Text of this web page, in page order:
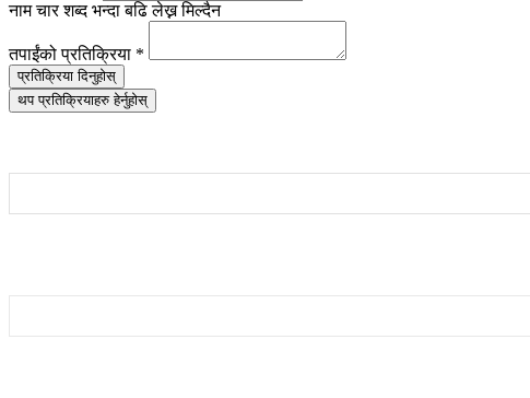
नाम चार शब्द भन्दा बढि लेख्न मिल्दैन
तपाईंको प्रतिक्रिया *
प्रतिक्रिया दिनुहोस्
थप प्रतिक्रियाहरु हेर्नुहोस्